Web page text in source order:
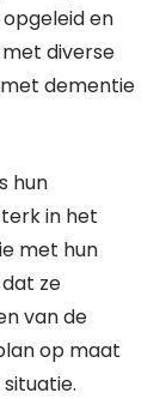
en
diverse
dementie
hun
in het
met hun
ze
van de
op maat